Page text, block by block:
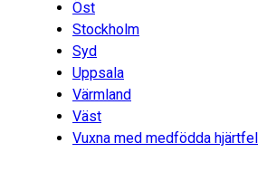
Öst
Stockholm
Syd
Uppsala
Värmland
Väst
Vuxna med medfödda hjärtfel